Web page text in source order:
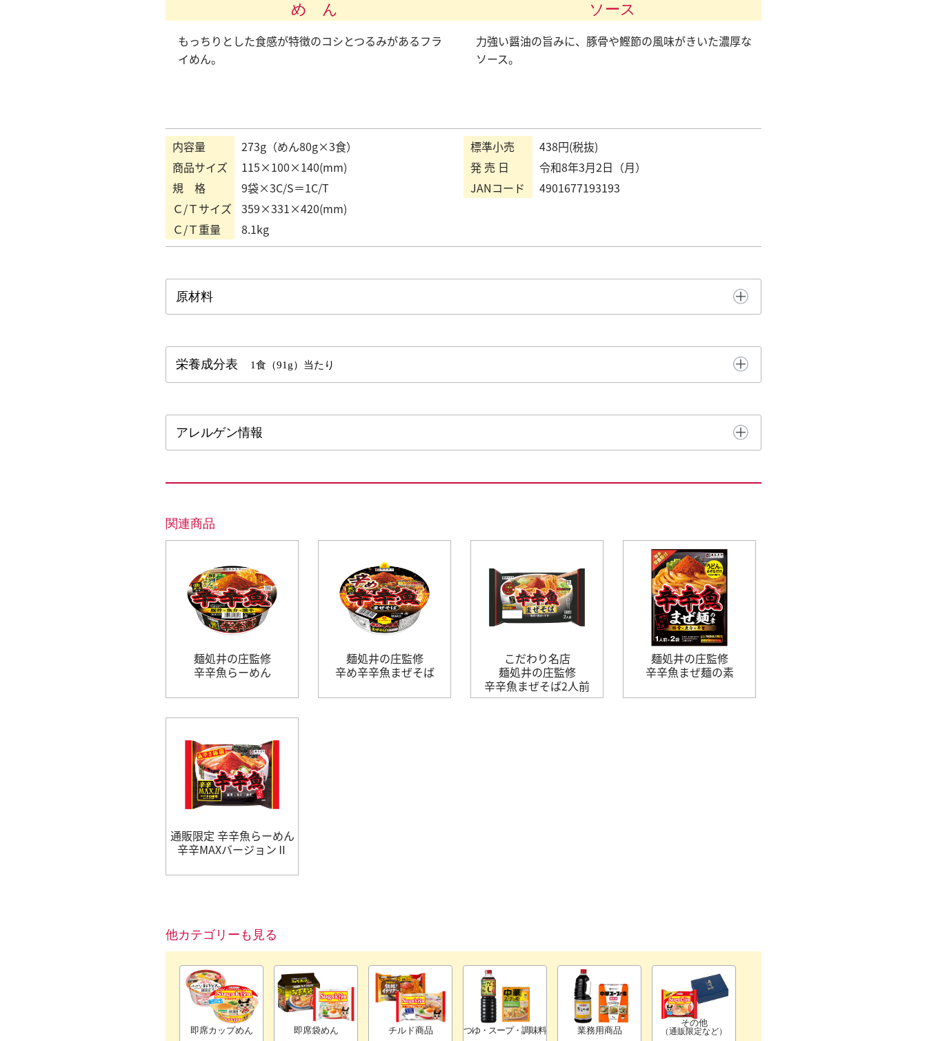
め ん
もっちりとした食感が特徴のコシとつるみがあるフラ
イめん。
ソース
力強い醤油の旨みに、豚骨や鰹節の風味がきいた濃厚な
ソース。
内容量
273g（めん80g×3食）
商品サイズ
115×100×140(mm)
規 格
9袋×3C/S＝1C/T
Ｃ/Ｔサイズ
359×331×420(mm)
Ｃ/Ｔ重量
8.1kg
標準小売
438円(税抜)
発 売 日
令和8年3月2日（月）
JANコード
4901677193193
原材料
栄養成分表 1食（91g）当たり
アレルゲン情報
関連商品
麺処井の庄監修
辛辛魚らーめん
麺処井の庄監修
辛め辛辛魚まぜそば
こだわり名店
麺処井の庄監修
辛辛魚まぜそば2人前
麺処井の庄監修
辛辛魚まぜ麺の素
通販限定 辛辛魚らーめん
辛辛MAXバージョンⅡ
他カテゴリーも見る
即席カップめん 即席袋めん チルド商品 つゆ・スープ・調味料 業務用商品
その他
（通販限定など）